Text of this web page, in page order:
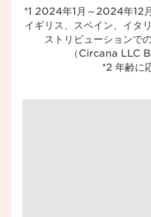
*1 2024年1月～2024年12
イギリス、スペイン、イタ
ストリビューションで
（Circana LLC
*2 年齢に